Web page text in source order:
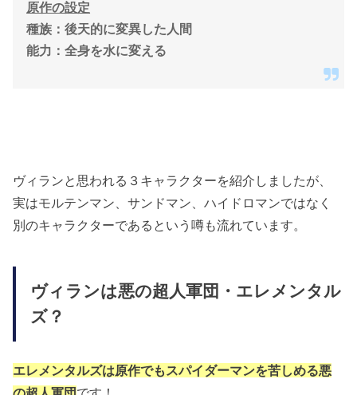
原作の設定
種族：後天的に変異した人間
能力：全身を水に変える
ヴィランと思われる３キャラクターを紹介しましたが、
実はモルテンマン、サンドマン、ハイドロマンではなく
別のキャラクターであるという噂も流れています。
ヴィランは悪の超人軍団・エレメンタル
ズ？
エレメンタルズは原作でもスパイダーマンを苦しめる悪